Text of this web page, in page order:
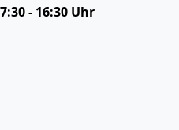
- 16:30 Uhr